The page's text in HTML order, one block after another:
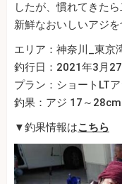
したが、慣れてきた
新鮮なおいしいアジを
エリア：神奈川_東京
釣行日：2021年3月
プラン：ショートLT
釣果：アジ 17～
▼釣果情報はこちら